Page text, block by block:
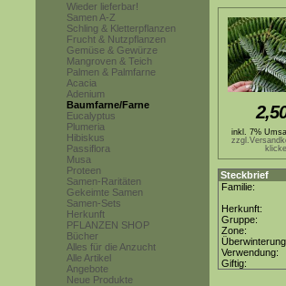
Wieder lieferbar!
Samen A-Z
Schling & Kletterpflanzen
Frucht & Nutzpflanzen
Gemüse & Gewürze
Mangroven & Teich
Palmen & Palmfarne
Acacia
Adenium
Baumfarne/Farne
Eucalyptus
Plumeria
Hibiskus
Passiflora
Musa
Proteen
Samen-Raritäten
Gekeimte Samen
Samen-Sets
Herkunft
PFLANZEN SHOP
Bücher
Alles für die Anzucht
Alle Artikel
Angebote
Neue Produkte
inkl. 7%
Steckbrief
Familie:
Herkunft:
Gruppe:
Zone:
Verwendung:
Giftig: